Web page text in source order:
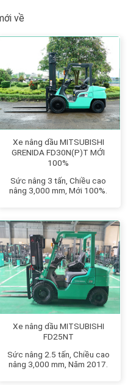
về
Xe nâng dầu MITSUBISHI
GRENIDA FD30N(P)T MỚI
100%
Sức nâng 3 tấn, Chiều cao
nâng 3,000 mm, Mới 100%.
Xe nâng dầu MITSUBISHI
FD25NT
Sức nâng 2.5 tấn, Chiều cao
nâng 3,000 mm, Năm 2017.